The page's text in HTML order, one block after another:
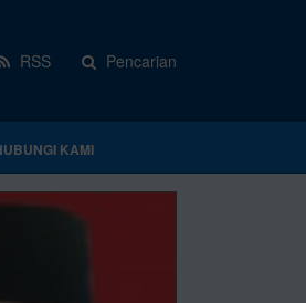
RSS Pencarian
KAMI